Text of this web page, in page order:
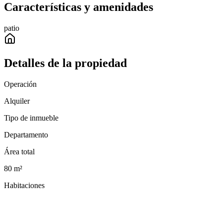
Características y amenidades
patio
Detalles de la propiedad
Operación
Alquiler
Tipo de inmueble
Departamento
Área total
80 m²
Habitaciones